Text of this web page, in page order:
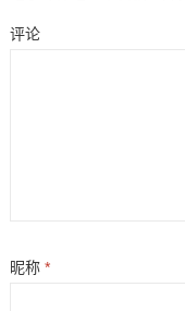
评论
昵称 *